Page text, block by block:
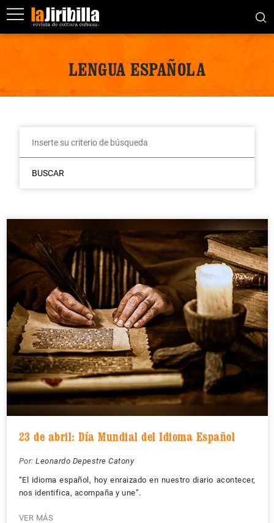
LENGUA ESPAÑOLA
BUSCAR
23 de abril: Día Mundial del Idioma Español
Por: Leonardo Depestre Catony
“El idioma español, hoy enraizado en nuestro diario acontecer,
nos identifica, acompaña y une”.
VER MÁS